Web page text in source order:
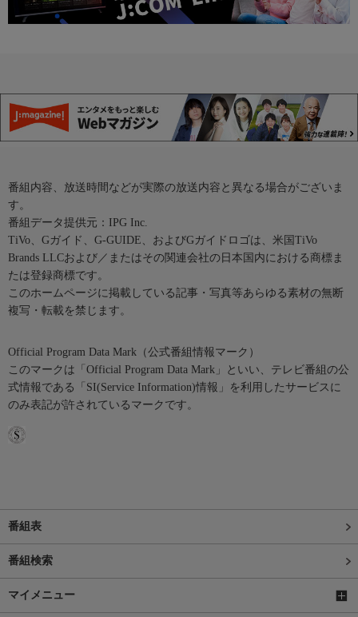
番組内容、放送時間などが実際の放送内容と異なる場合がございま
す。
番組データ提供元：IPG Inc.
TiVo、Gガイド、G-GUIDE、およびGガイドロゴは、米国TiVo
Brands LLCおよび／またはその関連会社の日本国内における商標ま
たは登録商標です。
このホームページに掲載している記事・写真等あらゆる素材の無断
複写・転載を禁じます。
Official Program Data Mark（公式番組情報マーク）
このマークは「Official Program Data Mark」といい、テレビ番組の公
式情報である「SI(Service Information)情報」を利用したサービスに
のみ表記が許されているマークです。
番組表
番組検索
マイメニュー